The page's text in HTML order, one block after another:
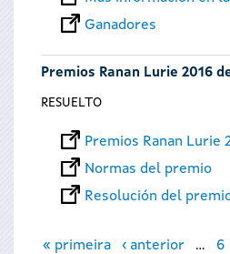
Ganadores
Premios Ranan Lurie 2016
RESUELTO
Premios Ranan Lurie
Normas del premio
Resolución del
Páginas
« primeira ‹ anterior … 6